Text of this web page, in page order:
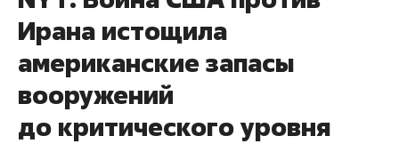
Ирана истощила
американские запасы
вооружений
до критического уровня